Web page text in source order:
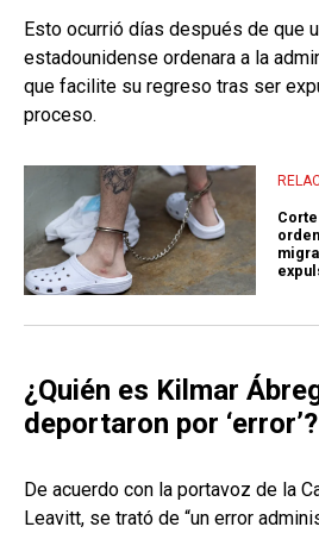
Esto ocurrió días después de que
estadounidense ordenara a la
que facilite su regreso tras ser
proceso.
Corte
¿Quién es Kilmar
deportaron por ‘error’?
De acuerdo con la portavoz de la
Leavitt, se trató de “un error